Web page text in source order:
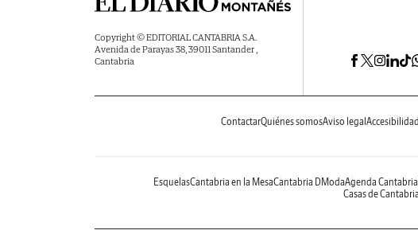
Copyright © EDITORIAL CANTABRIA S.A.
Avenida de Parayas 38, 39011 Santander ,
Cantabria
ContactarQuiénes somosAviso legal Accesibilidad
EsquelasCantabria en la MesaCantabria DModaAgenda Cantabria
Casas de Cantabria